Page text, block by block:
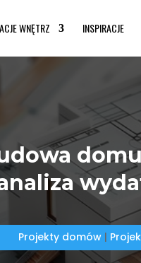
WNĘTRZ INSPIRACJE
domu
Projekty domów|